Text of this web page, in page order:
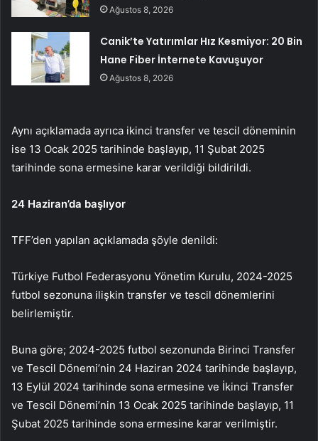
Ağustos 8, 2026
Canik’te Yatırımlar Hız Kesmiyor: 20 Bin
Hane Fiber İnternete Kavuşuyor
Ağustos 8, 2026
Aynı açıklamada ayrıca ikinci transfer ve tescil döneminin
ise 13 Ocak 2025 tarihinde başlayıp, 11 Şubat 2025
tarihinde sona ermesine karar verildiği bildirildi.
24 Haziran’da başlıyor
TFF’den yapılan açıklamada şöyle denildi:
Türkiye Futbol Federasyonu Yönetim Kurulu, 2024-2025
futbol sezonuna ilişkin transfer ve tescil dönemlerini
belirlemiştir.
Buna göre; 2024-2025 futbol sezonunda Birinci Transfer
ve Tescil Dönemi’nin 24 Haziran 2024 tarihinde başlayıp,
13 Eylül 2024 tarihinde sona ermesine ve İkinci Transfer
ve Tescil Dönemi’nin 13 Ocak 2025 tarihinde başlayıp, 11
Şubat 2025 tarihinde sona ermesine karar verilmiştir.